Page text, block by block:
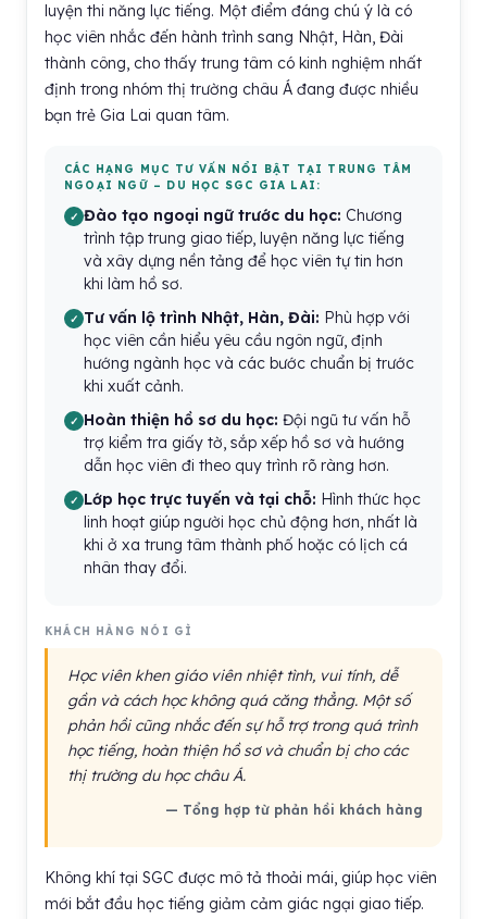
luyện thi năng lực tiếng. Một điểm đáng chú ý là có
học viên nhắc đến hành trình sang Nhật, Hàn, Đài
thành công, cho thấy trung tâm có kinh nghiệm nhất
định trong nhóm thị trường châu Á đang được nhiều
bạn trẻ Gia Lai quan tâm.
CÁC HẠNG MỤC TƯ VẤN NỔI BẬT TẠI TRUNG TÂM
NGOẠI NGỮ – DU HỌC SGC GIA LAI:
Đào tạo ngoại ngữ trước du học: Chương
trình tập trung giao tiếp, luyện năng lực tiếng
và xây dựng nền tảng để học viên tự tin hơn
khi làm hồ sơ.
Tư vấn lộ trình Nhật, Hàn, Đài: Phù hợp với
học viên cần hiểu yêu cầu ngôn ngữ, định
hướng ngành học và các bước chuẩn bị trước
khi xuất cảnh.
Hoàn thiện hồ sơ du học: Đội ngũ tư vấn hỗ
trợ kiểm tra giấy tờ, sắp xếp hồ sơ và hướng
dẫn học viên đi theo quy trình rõ ràng hơn.
Lớp học trực tuyến và tại chỗ: Hình thức học
linh hoạt giúp người học chủ động hơn, nhất là
khi ở xa trung tâm thành phố hoặc có lịch cá
nhân thay đổi.
KHÁCH HÀNG NÓI GÌ
Học viên khen giáo viên nhiệt tình, vui tính, dễ
gần và cách học không quá căng thẳng. Một số
phản hồi cũng nhắc đến sự hỗ trợ trong quá trình
học tiếng, hoàn thiện hồ sơ và chuẩn bị cho các
thị trường du học châu Á.
— Tổng hợp từ phản hồi khách hàng
Không khí tại SGC được mô tả thoải mái, giúp học viên
mới bắt đầu học tiếng giảm cảm giác ngại giao tiếp.